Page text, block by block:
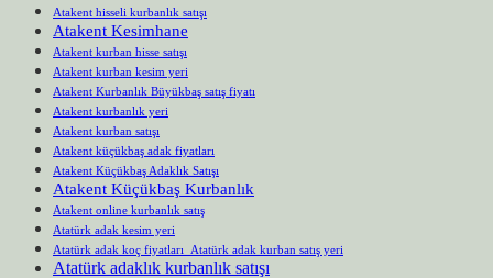
Atakent hisseli kurbanlık satışı
Atakent Kesimhane
Atakent kurban hisse satışı
Atakent kurban kesim yeri
Atakent Kurbanlık Büyükbaş satış fiyatı
Atakent kurbanlık yeri
Atakent kurban satışı
Atakent küçükbaş adak fiyatları
Atakent Küçükbaş Adaklık Satışı
Atakent Küçükbaş Kurbanlık
Atakent online kurbanlık satış
Atatürk adak kesim yeri
Atatürk adak koç fiyatları Atatürk adak kurban satış yeri
Atatürk adaklık kurbanlık satışı